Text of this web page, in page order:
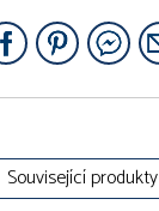
Související produkty